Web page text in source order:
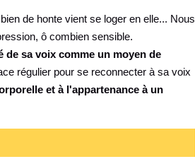
de honte vient se loger en elle... Nous
ô combien sensible.
de sa voix comme un moyen de
régulier pour se reconnecter à sa voix
et à l'appartenance à un